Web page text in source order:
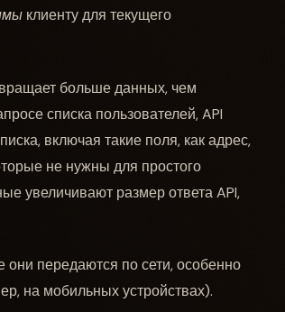
клиенту для текущего
больше данных, чем
списка пользователей, API
включая такие поля, как адрес,
не нужны для простого
увеличивают размер ответа API,
передаются по сети, особенно
на мобильных устройствах).